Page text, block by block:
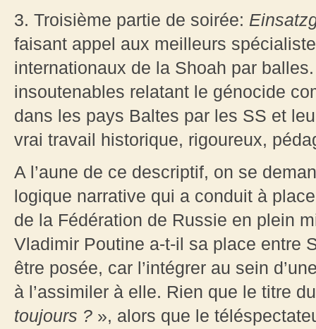
3. Troisième partie de soirée:
faisant appel aux meilleurs
internationaux de la Shoah par
insoutenables relatant le génocide
dans les pays Baltes par les SS et
vrai travail historique, rigoureux,
A l’aune de ce descriptif, on se
logique narrative qui a conduit à
de la Fédération de Russie en plein
Vladimir Poutine a-t-il sa place entre
être posée, car l’intégrer au sein
à l’assimiler à elle. Rien que le titre
toujours ? », alors que le